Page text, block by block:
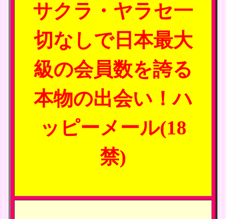
サクラ・ヤラセ一
切なしで日本最大
級の会員数を誇る
本物の出会い！ハ
ッピーメール(18
禁)